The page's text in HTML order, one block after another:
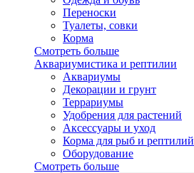
Переноски
Туалеты, совки
Корма
Смотреть больше
Аквариумистика и рептилии
Аквариумы
Декорации и грунт
Террариумы
Удобрения для растений
Аксессуары и уход
Корма для рыб и рептилий
Оборудование
Смотреть больше